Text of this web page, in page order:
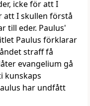
icke för att I
att I skullen förstå
till eder. Paulus'
Paulus förklarar
straff få
evangelium gå
kunskaps
har undfått